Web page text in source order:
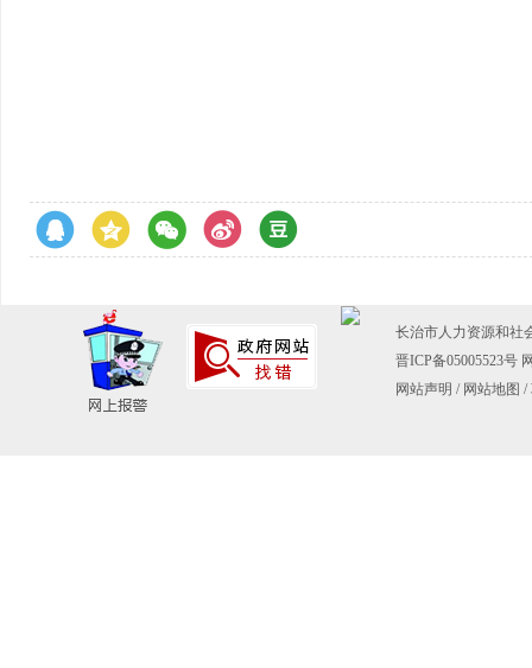
长治市人力资源和社
晋ICP备05005523号
网站声明 / 网站地图 /